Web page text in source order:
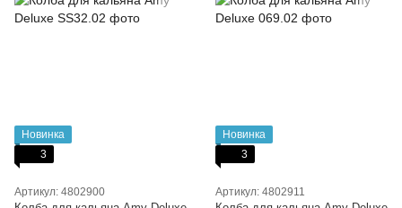
Новинка
3
Артикул: 4802900
Новинка
3
Артикул: 4802911